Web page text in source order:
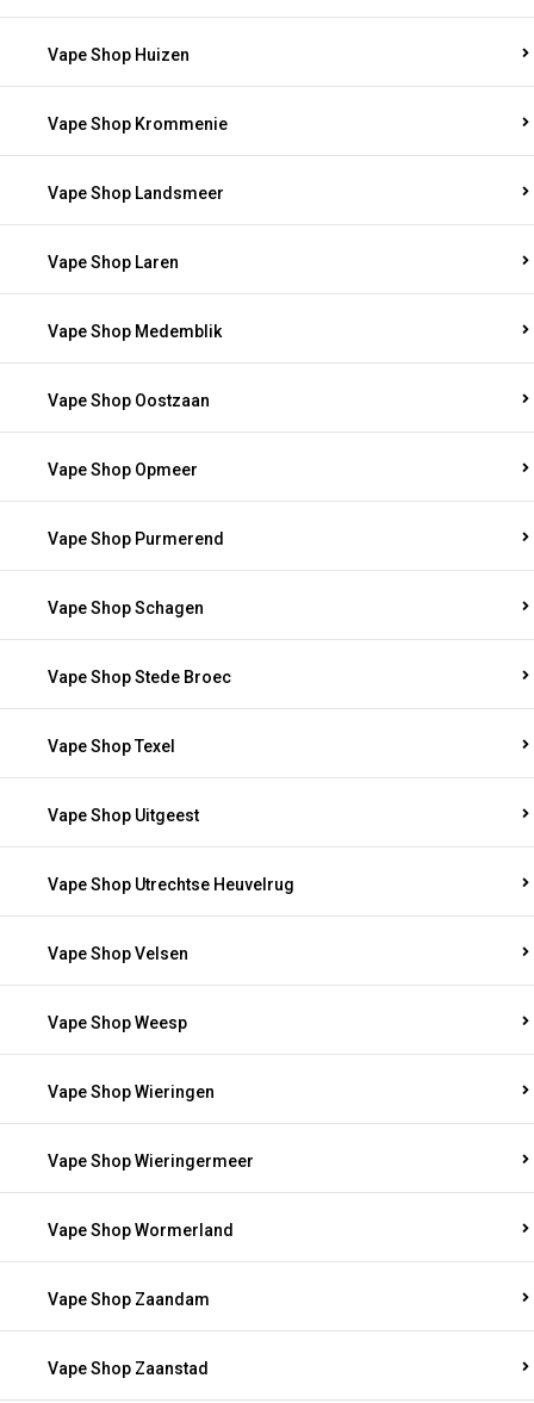
Vape Shop Huizen
Vape Shop Krommenie
Vape Shop Landsmeer
Vape Shop Laren
Vape Shop Medemblik
Vape Shop Oostzaan
Vape Shop Opmeer
Vape Shop Purmerend
Vape Shop Schagen
Vape Shop Stede Broec
Vape Shop Texel
Vape Shop Uitgeest
Vape Shop Utrechtse Heuvelrug
Vape Shop Velsen
Vape Shop Weesp
Vape Shop Wieringen
Vape Shop Wieringermeer
Vape Shop Wormerland
Vape Shop Zaandam
Vape Shop Zaanstad